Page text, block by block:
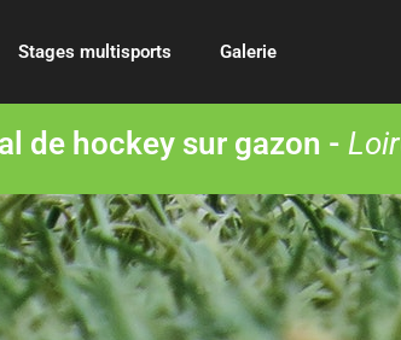
Stages multisports Galerie
de hockey sur gazon -